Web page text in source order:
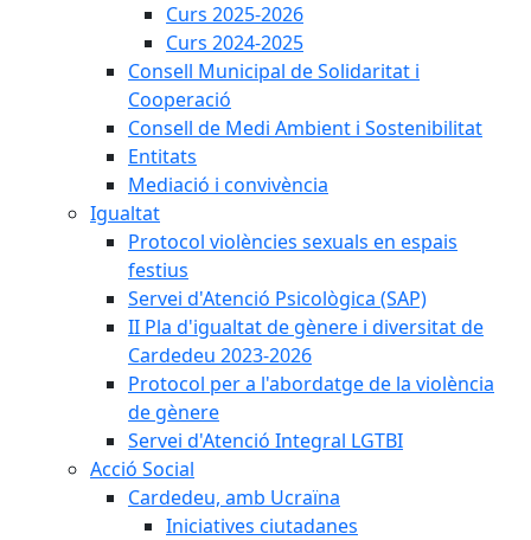
Curs 2025-2026
Curs 2024-2025
Consell Municipal de Solidaritat i
Cooperació
Consell de Medi Ambient i Sostenibilitat
Entitats
Mediació i convivència
Igualtat
Protocol violències sexuals en espais
festius
Servei d'Atenció Psicològica (SAP)
II Pla d'igualtat de gènere i diversitat de
Cardedeu 2023-2026
Protocol per a l'abordatge de la violència
de gènere
Servei d'Atenció Integral LGTBI
Acció Social
Cardedeu, amb Ucraïna
Iniciatives ciutadanes